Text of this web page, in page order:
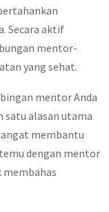
Secara aktif
mentor-
yang sehat.
mentor Anda
satu alasan utama
membantu
dengan mentor
membahas